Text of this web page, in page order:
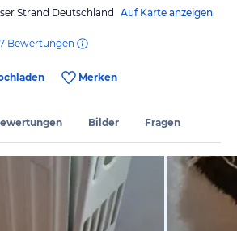
Strand Deutschland Auf Karte anzeigen
7 Bewertungen
Merken
Bilder Fragen